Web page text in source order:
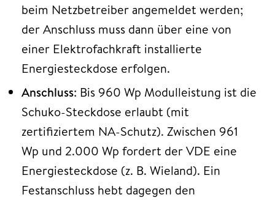
beim Netzbetreiber angemeldet werden;
der Anschluss muss dann über eine von
einer Elektrofachkraft installierte
Energiesteckdose erfolgen.
Anschluss: Bis 960 Wp Modulleistung ist die
Schuko-Steckdose erlaubt (mit
zertifiziertem NA-Schutz). Zwischen 961
Wp und 2.000 Wp fordert der VDE eine
Energiesteckdose (z. B. Wieland). Ein
Festanschluss hebt dagegen den